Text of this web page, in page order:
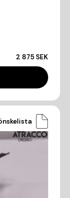
2 875 SEK